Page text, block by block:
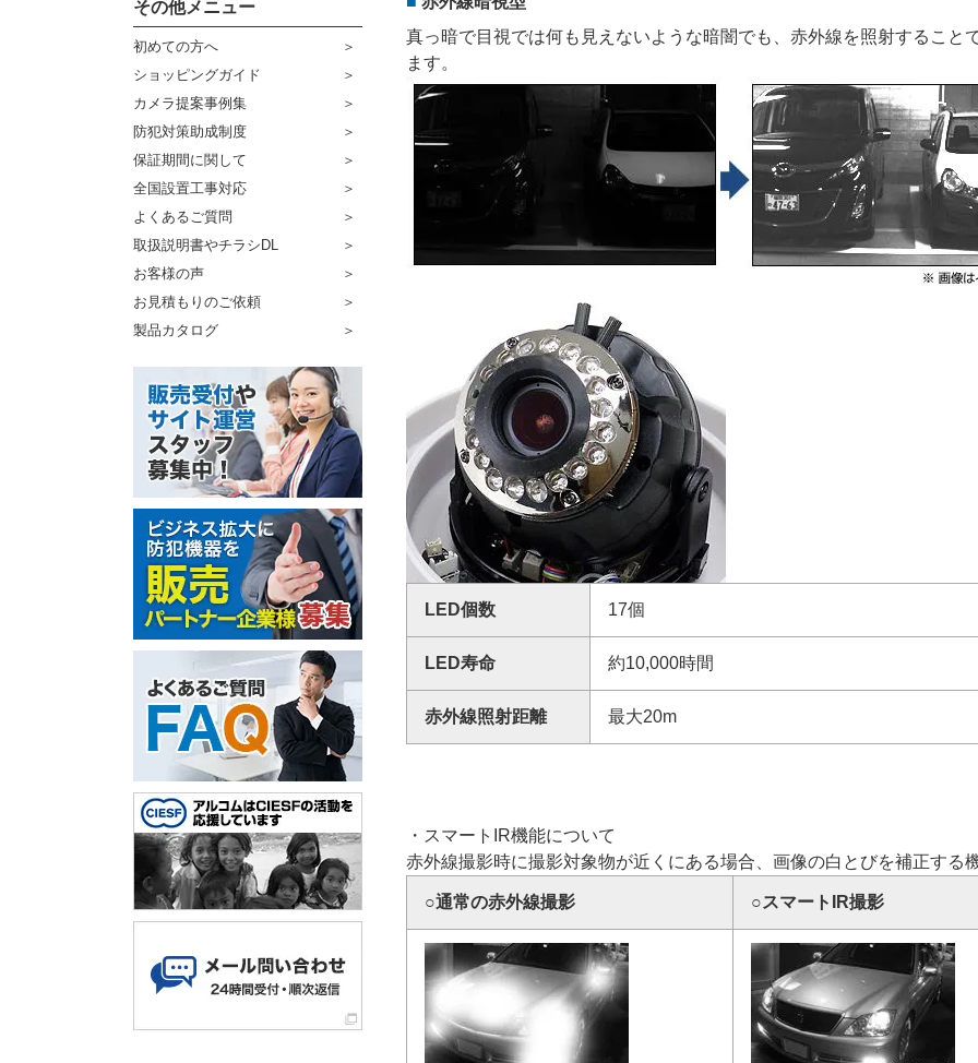
その他メニュー
初めての方へ
ショッピングガイド
カメラ提案事例集
防犯対策助成制度
保証期間に関して
全国設置工事対応
よくあるご質問
取扱説明書やチラシDL
お客様の声
お見積もりのご依頼
製品カタログ
真っ暗で目視では何も見えないような暗闇でも、赤外線を照射すること
ます。
LED個数 17個
LED寿命 約10,000時間
赤外線照射距離 最大20m
・スマートIR機能について
赤外線撮影時に撮影対象物が近くにある場合、画像の白とびを補正する
○通常の赤外線撮影 ○スマートIR撮影